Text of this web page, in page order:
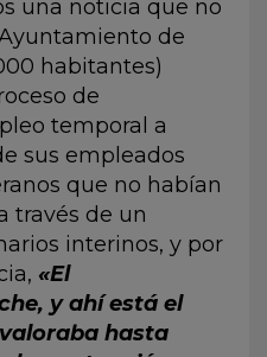
una noticia que no
de
habitantes)
de
temporal a
sus empleados
que no habían
través de un
interinos, y por
«El
y ahí está el
hasta